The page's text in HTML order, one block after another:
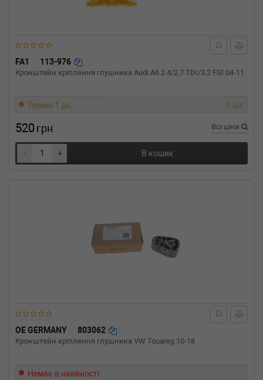
двигатель, Об'єм: 72cc, Потужність: 98HP)
FA1 113-976
Кронштейн кріплення глушника Audi A6 2.4/2.7 TDI/3.2 FSI 04-11
Термін 1 дн. 1 шт.
520 грн Всі ціни
- + В кошик
OE GERMANY 803062
Кронштейн кріплення глушника VW Touareg 10-18
Немає в наявності